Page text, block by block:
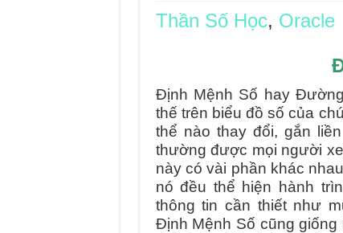
Journey Of Love
Journey Of Love
Journey Of Love
Thần Số Học, Oracle
Định Mệnh Số hay
thế trên biểu đồ số của
thể nào thay đổi, gắn
thường được mọi người
này có vài phần khác
nó đều thể hiện hành
thông tin cần thiết như
Định Mệnh Số cũng